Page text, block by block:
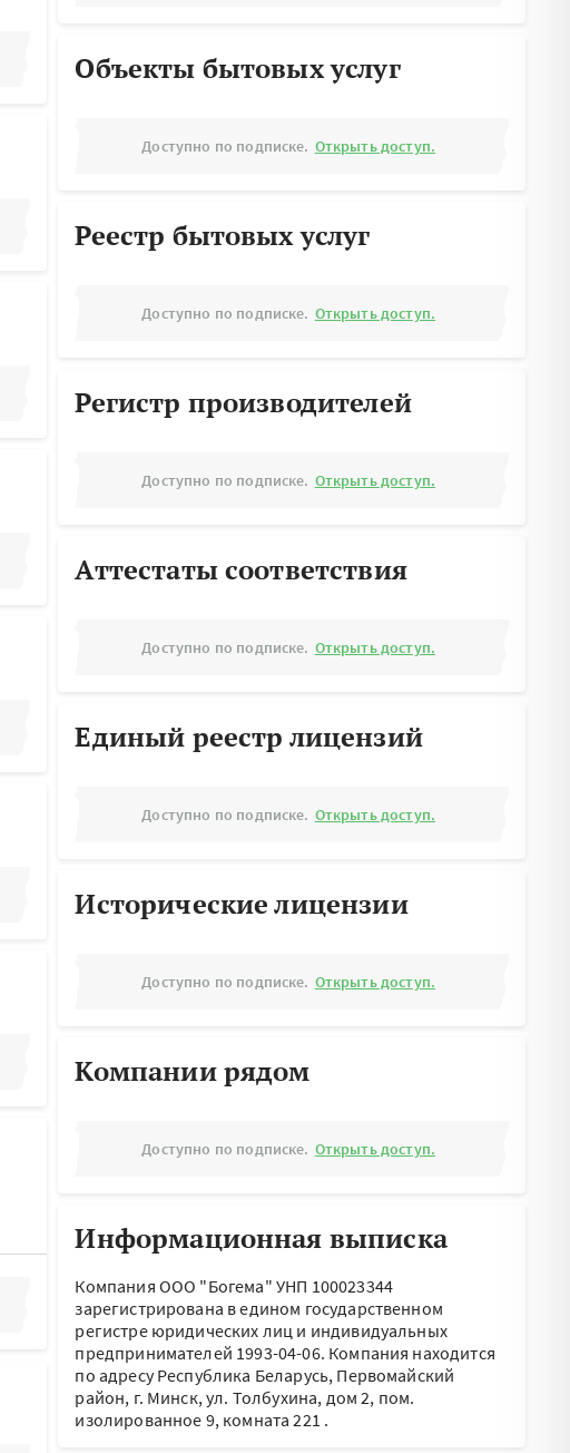
Объекты бытовых услуг
Доступно по подписке. Открыть доступ.
Реестр бытовых услуг
Доступно по подписке. Открыть доступ.
Регистр производителей
Доступно по подписке. Открыть доступ.
Аттестаты соответствия
Доступно по подписке. Открыть доступ.
Единый реестр лицензий
Доступно по подписке. Открыть доступ.
Исторические лицензии
Доступно по подписке. Открыть доступ.
Компании рядом
Доступно по подписке. Открыть доступ.
Информационная выписка
Компания ООО "Богема" УНП 100023344
зарегистрирована в едином государственном
регистре юридических лиц и индивидуальных
предпринимателей 1993-04-06. Компания находится
по адресуРеспублика Беларусь, Первомайский
район, г. Минск, ул. Толбухина, дом 2, пом.
изолированное 9, комната 221 .